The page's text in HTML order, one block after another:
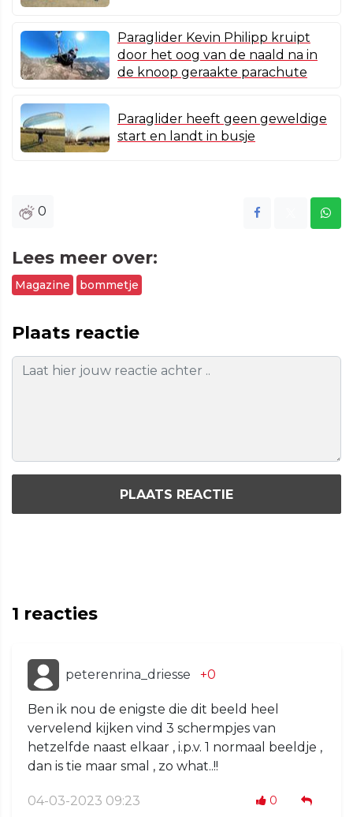
Paraglider Kevin Philipp kruipt
door het oog van de naald na in
de knoop geraakte parachute
Paraglider heeft geen geweldige
start en landt in busje
0
Lees meer over:
Magazine bommetje
Plaats reactie
PLAATS REACTIE
1 reacties
peterenrina_driesse +0
Ben ik nou de enigste die dit beeld heel
vervelend kijken vind 3 schermpjes van
hetzelfde naast elkaar , i.p.v. 1 normaal beeldje ,
dan is tie maar smal , zo what..!!
04-03-2023 09:23 0